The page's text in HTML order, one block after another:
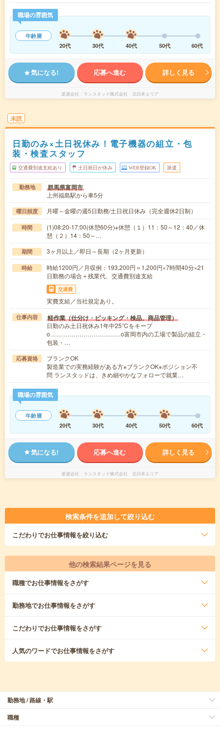
職場の雰囲気
年齢層
20代
30代 40代 50代 60代
気になる! 応募へ進む 詳しく見る
派遣会社 ランスタッド株式会社 北日本エリア
未読
日勤のみ×土日祝休み！電子機器の組立・包
装・検査スタッフ
交通費別途支給あり 土日祝日が休み WEB登録OK 派遣
勤務地 群馬県富岡市
上州福島駅から車5分
曜日頻度 月曜～金曜の週5日勤務/土日祝日休み（完全週休2日制）
時間
(1)08:20-17:00(休憩60分)※休憩（１）11：50～12：40／休
憩（２）14：50～…
期間 3ヶ月以上／即日～長期（2ヶ月更新）
時給
時給1200円／月収例：193,200円＝1,200円×7時間40分×21
日勤務の場合＋残業代、交通費別途支給
交通費
実費支給／当社規定あり。
仕事内容 軽作業（仕分け・ピッキング・検品、商品管理）
日勤のみ土日祝休み1年中25℃をキープ
ο………………………………ο富岡市内の工場で製品の組立・
包装・…
応募資格
ブランクOK
製造業での実務経験がある方※ブランクOK※ポジション不
問 ランスタッドは、きめ細やかなフォローで就業…
職場の雰囲気
年齢層
20代
30代 40代 50代 60代
気になる! 応募へ進む 詳しく見る
派遣会社 ランスタッド株式会社 北日本エリア
検索条件を追加して絞り込む
こだわりでお仕事情報を絞り込む
他の検索結果ページを見る
職種でお仕事情報をさがす
勤務地でお仕事情報をさがす
こだわりでお仕事情報をさがす
人気のワードでお仕事情報をさがす
勤務地 / 路線・駅
職種